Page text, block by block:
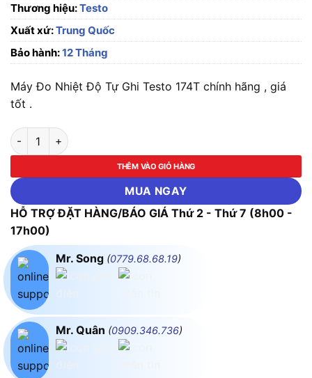
Thương hiệu:Testo
Xuất xứ:Trung Quốc
Bảo hành:12 Tháng
Máy Đo Nhiệt Độ Tự Ghi Testo 174T chính hãng , giá
tốt .
Máy Đo Nhiệt Độ Tự Ghi Testo 174T số lượng
THÊM VÀO GIỎ HÀNG
MUA NGAY
HỖ TRỢ ĐẶT HÀNG/BÁO GIÁ Thứ 2 - Thứ 7 (8h00 -
17h00)
Mr. Song (0779.68.68.19)
Mr. Quân (0909.346.736)